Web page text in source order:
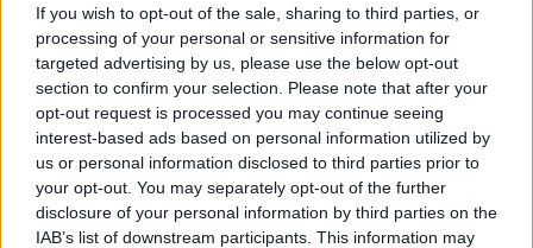
If you wish to opt-out of the sale, sharing to third parties, or
processing of your personal or sensitive information for
targeted advertising by us, please use the below opt-out
section to confirm your selection. Please note that after your
opt-out request is processed you may continue seeing
interest-based ads based on personal information utilized by
us or personal information disclosed to third parties prior to
your opt-out. You may separately opt-out of the further
disclosure of your personal information by third parties on the
IAB’s list of downstream participants. This information may
22:39
10.000 φορές η διεθνής επιστημονική κοινότητα παρέπεμψε
στο έργο του – Ποιος είναι ο Έλληνας χειρουργός Χρήστος
Κοντοβουνήσιος
06.08.2026 - 14:55
Μιχάλης Τάτσης, Insurance & Healthcare Analyst, διευθυντής
Επιχειρηματικής Ανάπτυξης Ομίλου HHG
06.08.2026 - 13:30